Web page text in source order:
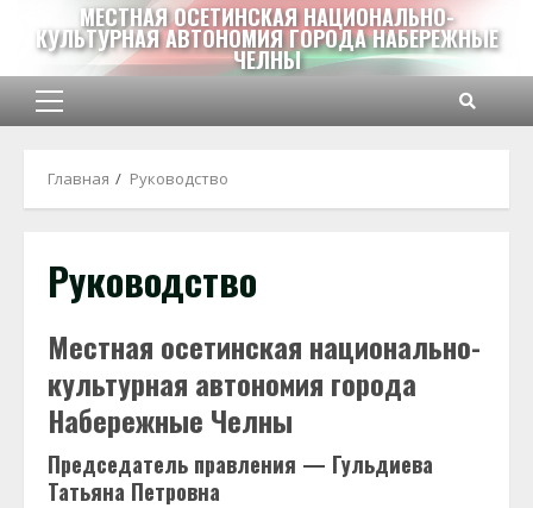
содержимому
МЕСТНАЯ ОСЕТИНСКАЯ НАЦИОНАЛЬНО-
КУЛЬТУРНАЯ АВТОНОМИЯ ГОРОДА НАБЕРЕЖНЫЕ
ЧЕЛНЫ
Основное
Главная Руководство
Руководство
Местная осетинская национально-
культурная автономия города
Набережные Челны
Председатель правления — Гульдиева
Татьяна Петровна